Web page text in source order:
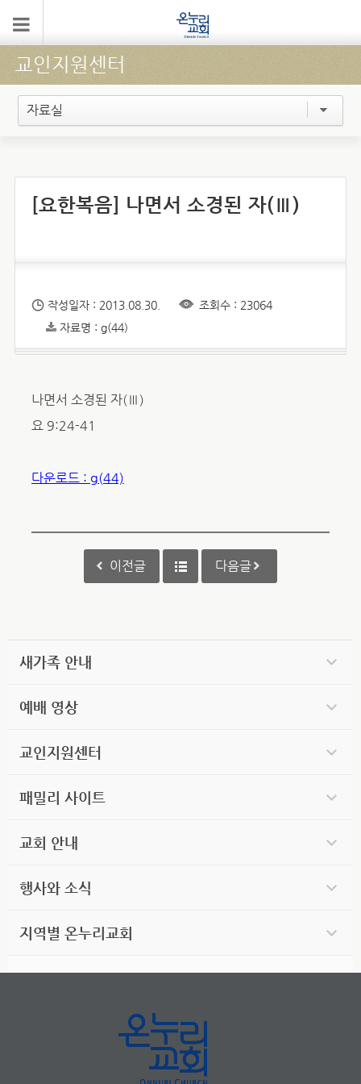
교인지원센터
자료실
[요한복음] 나면서 소경된 자(Ⅲ)
작성일자 : 2013.08.30.
조회수 : 23064
자료명 : g(44)
나면서 소경된 자(Ⅲ)
요 9:24-41
다운로드 : g(44)
이전글 다음글
새가족 안내
예배 영상
교인지원센터
패밀리 사이트
교회 안내
행사와 소식
지역별 온누리교회